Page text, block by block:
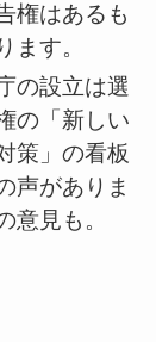
権はあるも
ます。
の設立は選
の「新しい
策」の看板
声がありま
意見も。